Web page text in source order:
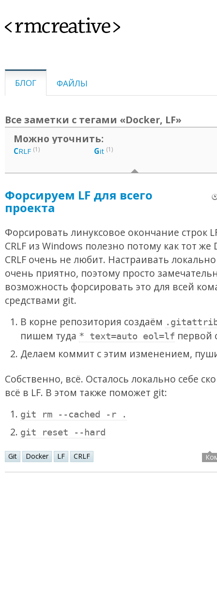
<rmcreative>
БЛОГ ФАЙЛЫ
Все заметки с тегами «Docker, LF»
Можно уточнить:
CRLF (1) Git (1)
Форсируем LF для всего
проекта
Форсировать линуксовое окончание строк
CRLF из Windows полезно потому как тот же
CRLF очень не любит. Настраивать
очень приятно, поэтому просто
возможность форсировать это для всей
средствами git.
В корне репозитория создаём
пишем туда * text=auto eol=lf первой
Делаем коммит с этим изменением,
Собственно, всё. Осталось локально себе
всё в LF. В этом также поможет git:
git rm --cached -r .
git reset --hard
Git Docker LF CRLF